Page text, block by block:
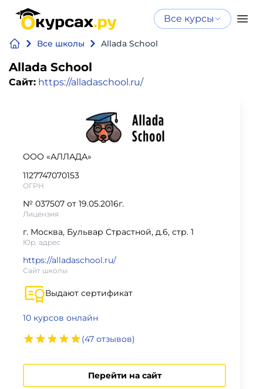
Все курсы
Все школы Allada School
Allada School
Сайт: https://alladaschool.ru/
ООО «АЛЛАДА»
1127747070153
ОГРН
№ 037507 от 19.05.2016г.
Лицензия
г. Москва, Бульвар Страстной, д.6, стр. 1
Юр. адрес
https://alladaschool.ru/
Сайт школы
Выдают сертификат
10 курсов онлайн
(47 отзывов)
Перейти на сайт
Нейросеть
Программирование
Бизнес
финансы
Дизайн
Аналитика
Видео,
фото,
аудио
Маркетинг
Иностранный
язык
искусственному
Курсы по нейросетям
Бесплатно